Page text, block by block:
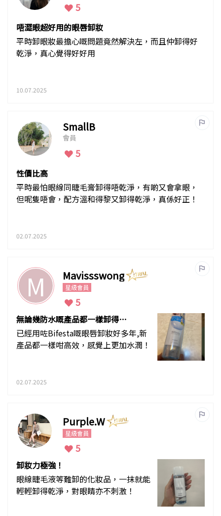
5
唔澀眼超好用的眼唇卸妝
平時卸眼妝最擔心嘅問題竟然解決左，而且仲卸得好
乾淨，真心覺得好好用
10.07.2025
SmallB
會員
5
性價比高
平時最怕眼線同睫毛膏卸得唔乾淨，有啲又會拿眼，
但呢隻唔會，配方溫和得黎又卸得乾淨，真係好正！
02.07.2025
M Mavissswong
星級會員
5
無論幾防水嘅產品都一樣卸得乾
淨
已經用咗Bifesta嘅眼唇卸妝好多年,新
產品都一樣咁高效，感覺上更加水潤！
02.07.2025
Purple.W
星級會員
5
卸妝力極強！
眼線睫毛液等難卸的化妝品，一抹就能
輕輕卸得乾淨，對眼睛亦不刺激！